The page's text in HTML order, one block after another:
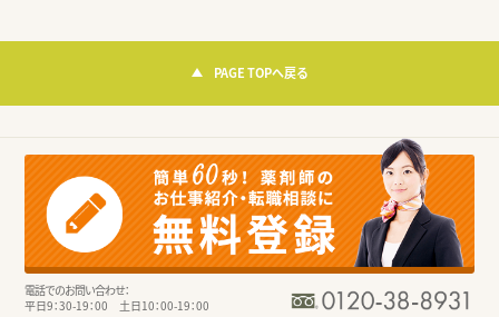
PAGE TOPへ戻る
電話でのお問い合わせ：
平日9：30-19：00 土日10：00-19：00